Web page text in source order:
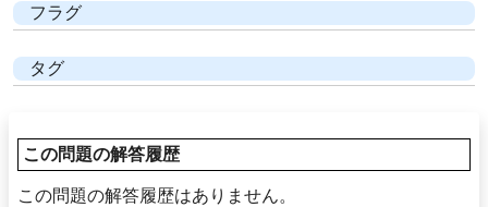
フラグ
タグ
この問題の解答履歴
この問題の解答履歴はありません。